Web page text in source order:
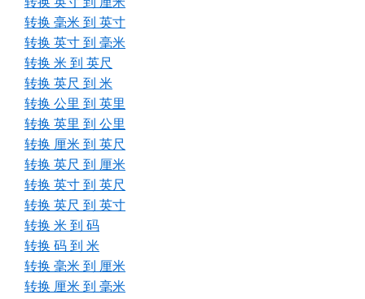
转换 毫米 到 英寸
转换 英寸 到 毫米
转换 米 到 英尺
转换 英尺 到 米
转换 公里 到 英里
转换 英里 到 公里
转换 厘米 到 英尺
转换 英尺 到 厘米
转换 英寸 到 英尺
转换 英尺 到 英寸
转换 米 到 码
转换 码 到 米
转换 毫米 到 厘米
转换 厘米 到 毫米